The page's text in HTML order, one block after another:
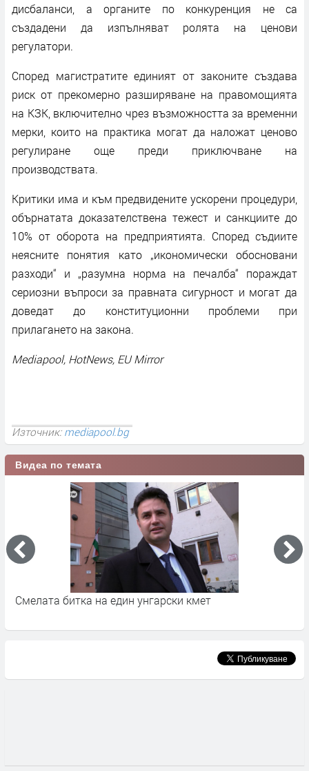
дисбаланси, а органите по конкуренция не са
създадени да изпълняват ролята на ценови
регулатори.
Според магистратите единият от законите създава
риск от прекомерно разширяване на правомощията
на КЗК, включително чрез възможността за временни
мерки, които на практика могат да наложат ценово
регулиране още преди приключване на
производствата.
Критики има и към предвидените ускорени процедури,
обърнатата доказателствена тежест и санкциите до
10% от оборота на предприятията. Според съдиите
неясните понятия като „икономически обосновани
разходи“ и „разумна норма на печалба“ пораждат
сериозни въпроси за правната сигурност и могат да
доведат до конституционни проблеми при
прилагането на закона.
Mediapool, HotNews, EU Mirror
Източник: mediapool.bg
Видеа по темата
Смелата битка на един унгарски кмет